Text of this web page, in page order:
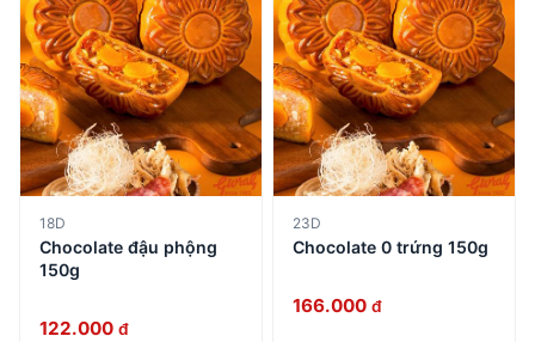
18D
Chocolate đậu phộng
150g
122.000 đ
23D
Chocolate 0 trứng 150g
166.000 đ